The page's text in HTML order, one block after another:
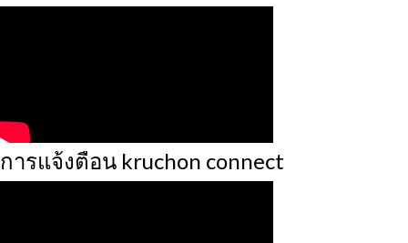
การแจ้งตือน kruchon connect